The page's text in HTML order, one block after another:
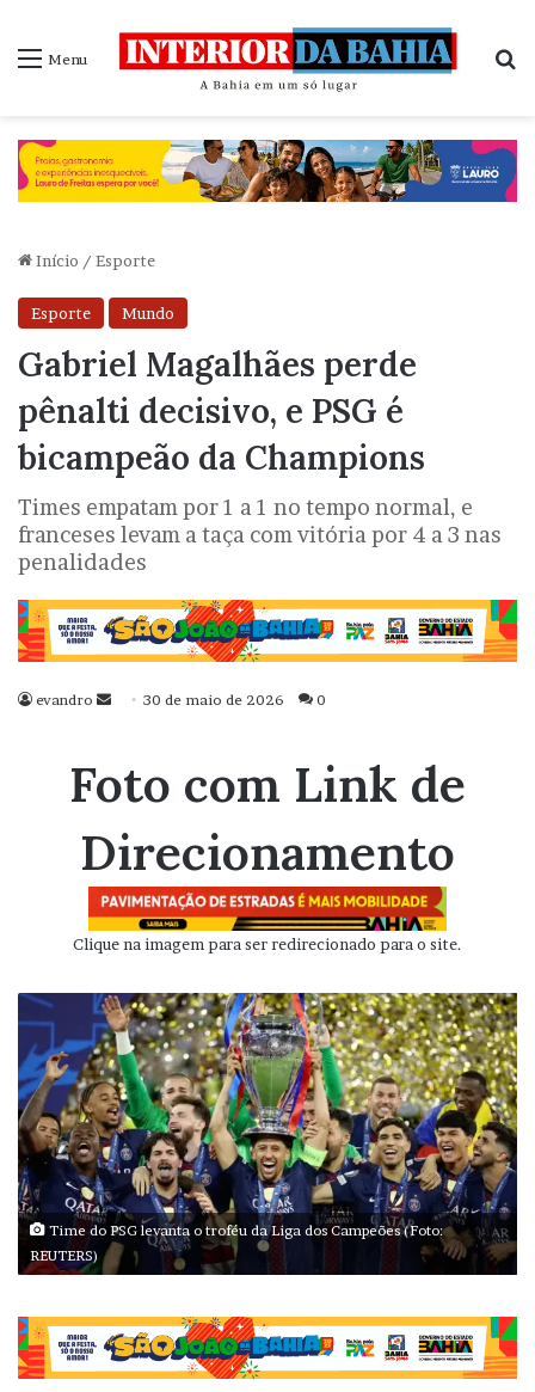
Menu
Início / Esporte
Esporte Mundo
Gabriel Magalhães perde
pênalti decisivo, e PSG é
bicampeão da Champions
Times empatam por 1 a 1 no tempo normal, e
franceses levam a taça com vitória por 4 a 3 nas
penalidades
evandro
Mande
mail
30 de maio de 2026 0
Foto com Link de
Direcionamento
Clique na imagem para ser redirecionado para o site.
Time do PSG levanta o troféu da Liga dos Campeões (Foto:
REUTERS)